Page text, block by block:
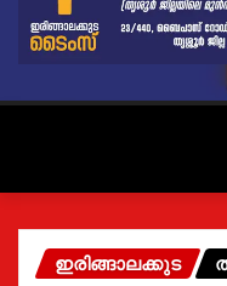
ഇരിങ്ങാലക്കുട